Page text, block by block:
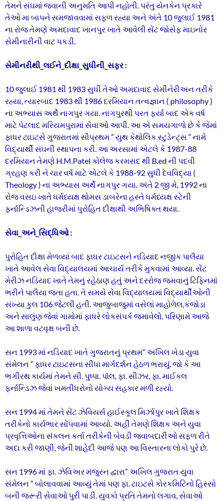
તેમને સંઘમાં જવાની અનુમતિ આપી નહોતી. પરંતુ યેનકેન પ્રકારે
તેઓ મા બાપને સમજાવવામાં સફળ રહ્યા અને અંતે 10 જુલાઈ 1981
ના રોજ તેમણે અમદાવાદ ખાનપુર ખાતે આવેલી સેંટ જોસેફ માઇનોર
સેમીનારીની વાટ પકડી.
સેમીનરીથી_લઈને_દીક્ષા_સુધીની_સફર :
10 જુલાઈ 1981 થી 1983 સુધી તેઓ અમદાવાદ સેમીનેરીઅન તરીકે
રહ્યા, ત્યારબાદ 1983 થી 1986 દરમિયાન તત્વજ્ઞાન ( philosophy )
ના અભ્યાસ અર્થે નાગપુર ગયા. નાગપુરથી પરત ફર્યા બાદ એક વર્ષ
માટે પેટલાદ મરિયમપુરામાં સેવાઓ આપી. આ એ સમયગાળો છે કે જેમાં
ફાધર ટાઇટસે ગુજરાતમાં સૌપ્રથમ ” યુથ કેથોલિક સ્ટુડેન્ટ્સ ” નામે
વિદ્યાર્થી સંઘની સ્થાપના કરી. આ અરસામાં એટલે કે 1987-88
દરમિયાન તેમણે H.M.Patel કોલેજ કરમસદ થી B.ed ની પદવી
ગ્રહણ કરી ને ચાર વર્ષ માટે એટલે કે 1988-92 સુધી દેવવિદ્યા (
Theology ) ના અભ્યાસ અર્થે નાગપુર ગયા. અંતે 2 જી મે, 1992 ના
રોજ વસઇ ખાતે ધર્મધ્યક્ષ થોમસ ડાબરેના હસ્તે ધર્મધ્યક્ષ સ્ટેની
ફર્નાન્ડિઝની હાજરીમાં પુરોહિત દીક્ષાથી અભિષિક્ત થયા.
સેવા_અને_સિદ્ધિઓ :
પુરોહિત દીક્ષા મેળવ્યાં બાદ ફાધર ટાઇટસને નડિયાદ નજીક પાલૈયા
ખાતે આવેલ સેવા વિદ્યાલયમાં આચાર્ય તરીકે મુકવામાં આવ્યા. સેંટ
મેરીઝ નડિયાદ ખાતે તેમનું રહેઠાણ હતું અને દરરોજ જમવાનું ટિફિનમાં
ભરીને પાલૈયા જતા હતા. તે સમયે સેવા વિદ્યાલયમાં વિદ્યાર્થીઓની
સંખ્યા કુલ 106 જેટલી હતી. આજુબાજુમાં વસેલાં માહોળેલ,કંજોડા
અને સાલુંણ જેવાં ગામોમાં ફાધરે લોકસંપર્ક જમાવેલો. પરિણામે આજે
આ શાળા વટવૃક્ષ બની છે.
સન 1993 માં નડિયાદ ખાતે ગુજરાતનું પ્રથમ” અખિલ ખેડા યુવા
સંમેલન ” ફાધર ટાઇટસના સીધા માર્ગદર્શન હેઠળ ભરાયું. જો કે આ
ભગીરથ કાર્યમાં તેમને સી. પુષ્પા. પૉલ, ફા. સીઝર, ફા. માઈકલ
ફર્નાન્ડિઝ જેવાં ખમતીધરોનો યોગ્ય સહકાર મળી રહ્યો.
સન 1994 માં તેમને સેંટ ઝેવિયર્સ હાઈસ્કૂલ મિર્ઝાપુર ખાતે શિક્ષક
તરીકેનો કાર્યભાર સોંપવામાં આવ્યો. અહીં તેમણે શિક્ષક અને યુવા
પ્રવૃત્તિઓના સંકલન કર્તા તરીકેની બેવડી જવાબદારીઓ સફળ રીતે
અદા કરી જાણી, જેની શાહેદી આજે પણ આ વિસ્તારના લોકો પુરે છે.
સન 1996 માં ફા. ઝેવિઅર મંજુરન દ્વારા” અખિલ ગુજરાત યુવા
સંમેલન ” બોલાવવામાં આવ્યું તેમાં પણ ફા. ટાઇટસે કોરકમિટિનો હિસ્સો
બની જરૂરી સેવાઓ પુરી પાડી. યુવકો પ્રતિ તેમનો લગાવ, સેવાઓ